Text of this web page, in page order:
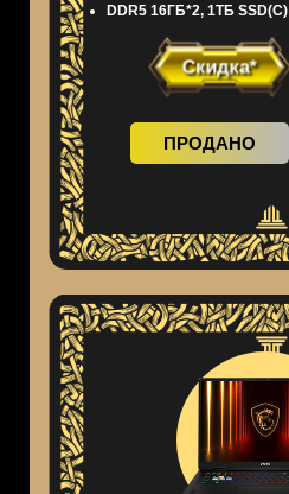
DDR5 16ГБ*2, 1ТБ SSD(C)
Скидка*
ПРОДАНО